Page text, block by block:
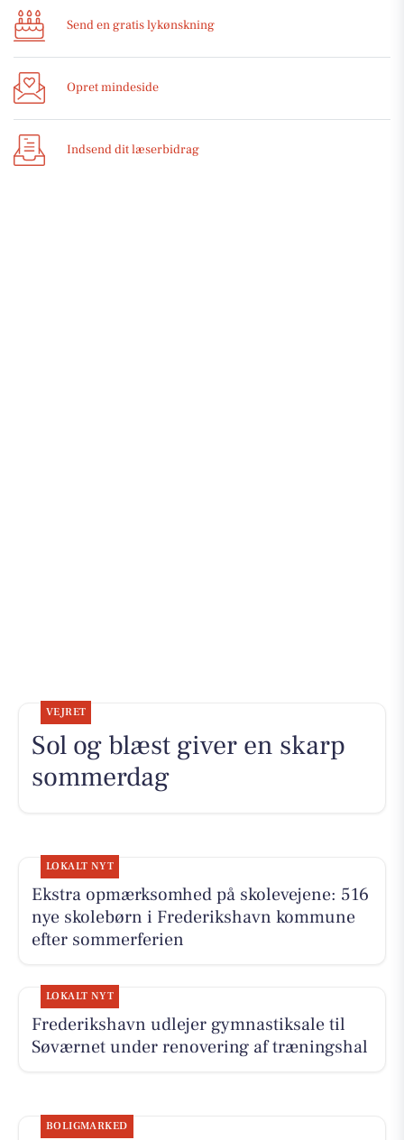
Send en gratis lykønskning
Opret mindeside
Indsend dit læserbidrag
VEJRET
Sol og blæst giver en skarp
sommerdag
LOKALT NYT
Ekstra opmærksomhed på skolevejene: 516
nye skolebørn i Frederikshavn kommune
efter sommerferien
LOKALT NYT
Frederikshavn udlejer gymnastiksale til
Søværnet under renovering af træningshal
BOLIGMARKED